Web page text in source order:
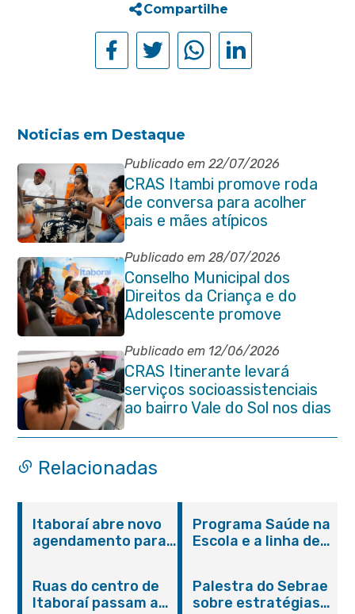
Compartilhe
Noticias em Destaque
Publicado em 22/07/2026
CRAS Itambi promove roda
de conversa para acolher
pais e mães atípicos
Publicado em 28/07/2026
Conselho Municipal dos
Direitos da Criança e do
Adolescente promove
reunião de alinhamento com
órgãos públicos
Publicado em 12/06/2026
CRAS Itinerante levará
serviços socioassistenciais
ao bairro Vale do Sol nos dias
15 e 16 de junho e Vila
Gabriela 18 de junho
Relacionadas
Itaboraí abre novo
agendamento para
Programa Saúde na
Escola e a linha de
promovem
conscientização
Ruas do centro de
Itaboraí passam a
Palestra do Sebrae
sobre estratégias